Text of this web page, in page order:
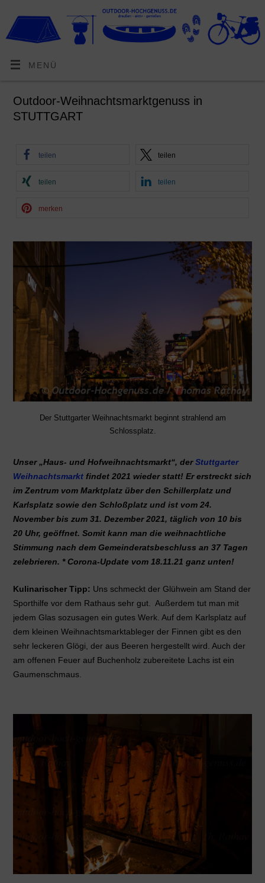
MENÜ
Outdoor-Weihnachtsmarktgenuss in
STUTTGART
teilen teilen
teilen teilen
merken
Der Stuttgarter Weihnachtsmarkt beginnt strahlend am
Schlossplatz.
Unser „Haus- und Hofweihnachtsmarkt“, derStuttgarter
Weihnachtsmarktfindet 2021 wieder statt! Er erstreckt sich
im Zentrum vom Marktplatz über den Schillerplatz und
Karlsplatz sowie den Schloßplatz und ist vom 24.
November bis zum 31. Dezember 2021, täglich von 10 bis
20 Uhr, geöffnet. Somit kann man die weihnachtliche
Stimmung nach dem Gemeinderatsbeschluss an 37 Tagen
zelebrieren. * Corona-Update vom 18.11.21 ganz unten!
Kulinarischer Tipp: Uns schmeckt der Glühwein am Stand der
Sporthilfe vor dem Rathaus sehr gut. Außerdem tut man mit
jedem Glas sozusagen ein gutes Werk. Auf dem Karlsplatz auf
dem kleinen Weihnachtsmarktableger der Finnen gibt es den
sehr leckeren Glögi, der aus Beeren hergestellt wird. Auch der
am offenen Feuer auf Buchenholz zubereitete Lachs ist ein
Gaumenschmaus.